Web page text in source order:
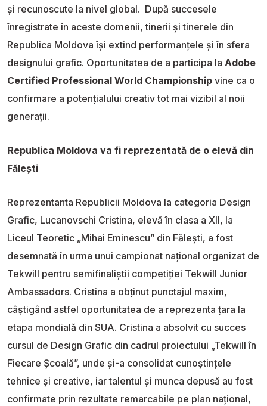
și recunoscute la nivel global. După succesele
înregistrate în aceste domenii, tinerii și tinerele din
Republica Moldova își extind performanțele și în sfera
designului grafic. Oportunitatea de a participa la Adobe
Certified Professional World Championship vine ca o
confirmare a potențialului creativ tot mai vizibil al noii
generații.
Republica Moldova va fi reprezentată de o elevă din
Fălești
Reprezentanta Republicii Moldova la categoria Design
Grafic, Lucanovschi Cristina, elevă în clasa a XII, la
Liceul Teoretic „Mihai Eminescu” din Fălești, a fost
desemnată în urma unui campionat național organizat de
Tekwill pentru semifinaliștii competiției Tekwill Junior
Ambassadors. Cristina a obținut punctajul maxim,
câștigând astfel oportunitatea de a reprezenta țara la
etapa mondială din SUA. Cristina a absolvit cu succes
cursul de Design Grafic din cadrul proiectului „Tekwill în
Fiecare Școală”, unde și-a consolidat cunoștințele
tehnice și creative, iar talentul și munca depusă au fost
confirmate prin rezultate remarcabile pe plan național,